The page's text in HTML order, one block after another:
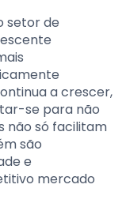
setor de
a crescer,
se para não
não só facilitam
são
e
mercado